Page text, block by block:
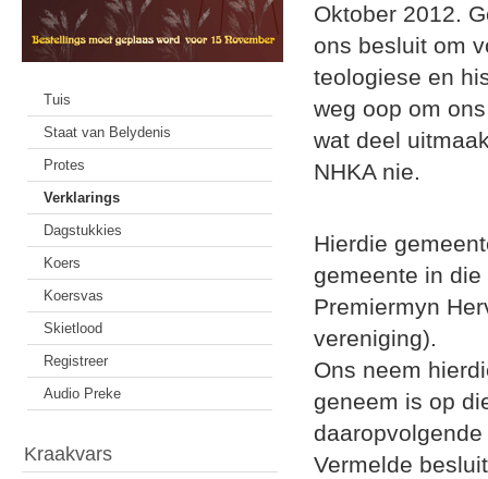
Tuis
Staat van Belydenis
Protes
Verklarings
Dagstukkies
Koers
Koersvas
Skietlood
Registreer
Audio Preke
Kraakvars
Oktober 2012.
ons besluit om
teologiese en
weg oop om
wat deel
NHKA nie.
Hierdie
gemeente in
Premiermyn
vereniging).
Ons neem
geneem is op
Vermelde